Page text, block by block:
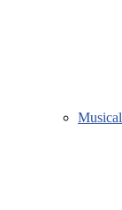
Musical